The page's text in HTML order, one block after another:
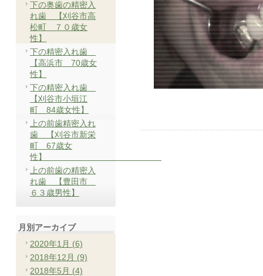
下の奥歯の精密入
れ歯 【刈谷市高
松町 ７０歳女
性】
下の精密入れ歯
【高浜市 70歳女
性】
下の精密入れ歯
【刈谷市小垣江
町 84歳女性】
上の前歯精密入れ
歯 【刈谷市新栄
町 67歳女
性】
上の前歯の精密入
れ歯 【豊田市
６３歳男性】
月別アーカイブ
2020年1月 (6)
2018年12月 (9)
2018年5月 (4)